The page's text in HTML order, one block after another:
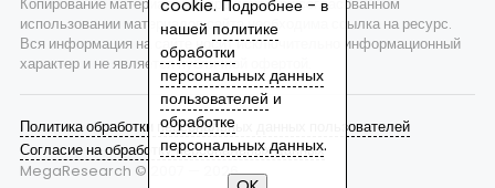
Политика обработки персональных данных пользователей
Согласие на обработку персональных данных
MegaResearch © 2007 —
2026
использовании материалов сайта необходима ссылка на ресурс.
Вся информация на сайте носит исключительно информационный
характер и не является публичной офертой.
cookie. Подробнее - в
нашей политике
обработки
персональных данных
пользователей и
обработке
персональных данных.